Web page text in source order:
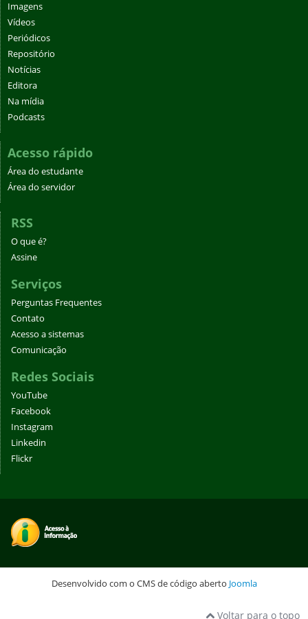
Imagens
Vídeos
Periódicos
Repositório
Notícias
Editora
Na mídia
Podcasts
Acesso rápido
Área do estudante
Área do servidor
RSS
O que é?
Assine
Serviços
Perguntas Frequentes
Contato
Acesso a sistemas
Comunicação
Redes Sociais
YouTube
Facebook
Instagram
Linkedin
Flickr
Desenvolvido com o CMS de código aberto Joomla
Voltar para o topo